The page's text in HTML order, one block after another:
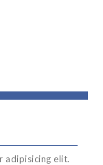
adipisicing elit.